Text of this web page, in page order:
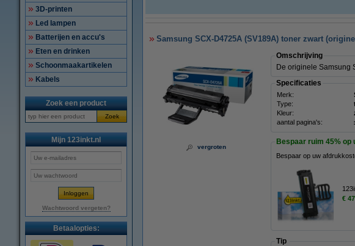
3D-printen
Led lampen
Batterijen en accu's
Eten en drinken
Schoonmaakartikelen
Kabels
Zoek een product
Zoek
Mijn 123inkt.nl
Wachtwoord vergeten?
Betaalopties:
Samsung SCX-D4725A (SV189A) toner zwart
vergroten
Omschrijving
De originele Samsung
Specificaties
Merk:
Type:
Kleur:
aantal pagina's:
Bespaar ruim 45% op
Bespaar op uw
€
Tip